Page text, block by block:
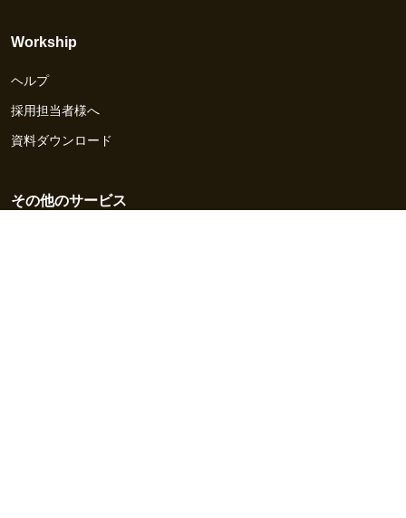
Workship
ヘルプ
採用担当者様へ
資料ダウンロード
その他のサービス